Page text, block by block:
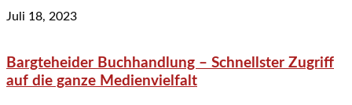
Juli 18, 2023
Bargteheider Buchhandlung – Schnellster Zugriff
auf die ganze Medienvielfalt